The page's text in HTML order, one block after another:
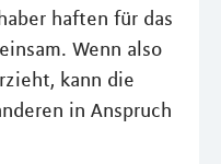
haften für das
Wenn also
kann die
in Anspruch